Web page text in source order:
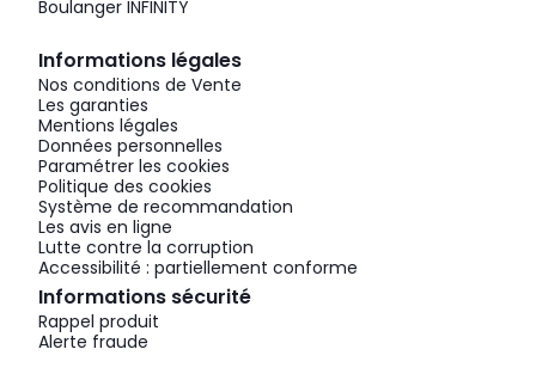
Boulanger INFINITY
Informations légales
Nos conditions de Vente
Les garanties
Mentions légales
Données personnelles
Paramétrer les cookies
Politique des cookies
Système de recommandation
Les avis en ligne
Lutte contre la corruption
Accessibilité : partiellement conforme
Informations sécurité
Rappel produit
Alerte fraude